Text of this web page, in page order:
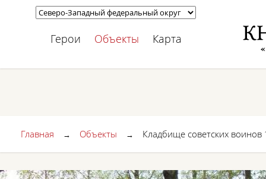
Герои Объекты Карта
Главная → Объекты → Кладбище советских